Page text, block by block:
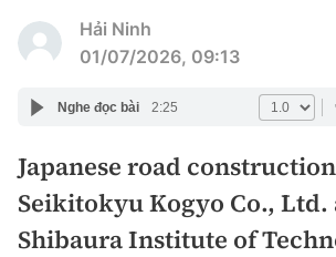
Mới nhất
Thời sự
Chính trị
Xã hội
Xây dựng
Chỉ đạo điều hành
Giao thông
Hải Ninh
01/07/2026, 09:13
Nghe đọc bài 2:25
Japanese road
Seikitokyu Kogyo Co., Ltd.
Shibaura Institute of